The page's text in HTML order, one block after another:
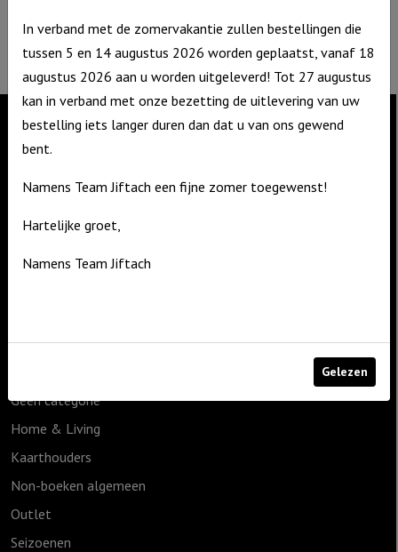
KVK nr: 60086041
BTW nr: NL8537.59.820.B01
Contact
De Zagerij 1
E:info@jiftach.nl
1825g
Geen categorie
Home & Living
Kaarthouders
Non-boeken algemeen
Outlet
Seizoenen
In verband met de zomervakantie zullen bestellingen die
tussen 5 en 14 augustus 2026 worden geplaatst, vanaf 18
augustus 2026 aan u worden uitgeleverd! Tot 27 augustus
kan in verband met onze bezetting de uitlevering van uw
bestelling iets langer duren dan dat u van ons gewend
bent.
Namens Team Jiftach een fijne zomer toegewenst!
Hartelijke groet,
Namens Team Jiftach
Gelezen